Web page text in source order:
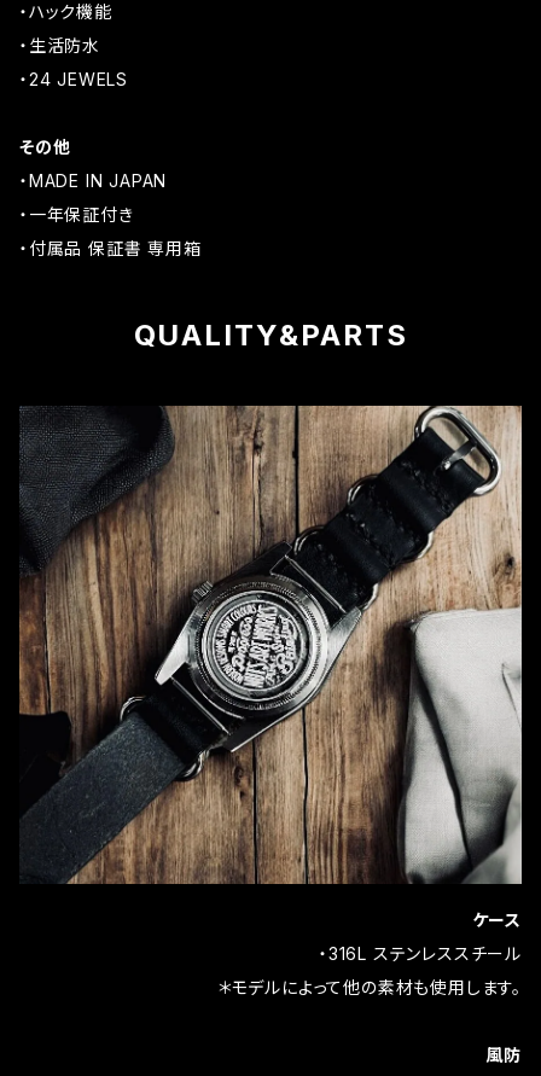
・ハック機能
・生活防水
・24 JEWELS
その他
・MADE IN JAPAN
・一年保証付き
・付属品 保証書 専用箱
QUALITY&PARTS
ケース
・316L ステンレススチール
＊モデルによって他の素材も使用します。
風防